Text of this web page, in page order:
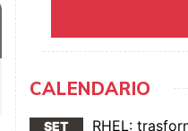
CALENDARIO
SET
RHEL: